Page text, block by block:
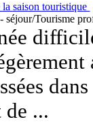
saison touristique
séjour/Tourisme
de ...